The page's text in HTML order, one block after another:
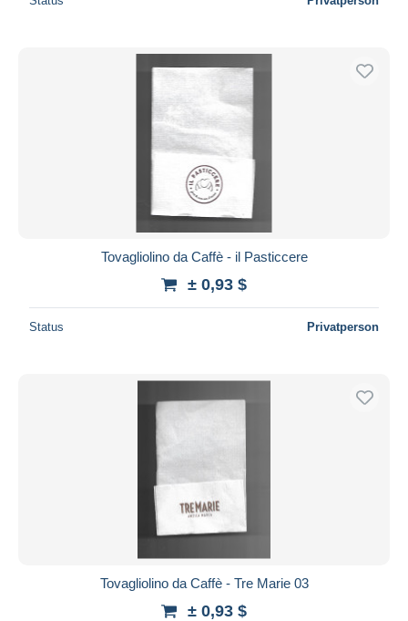
Tovagliolino da Caffè - il Pasticcere
± 0,93 $
Status Privatperson
Tovagliolino da Caffè - Tre Marie 03
± 0,93 $